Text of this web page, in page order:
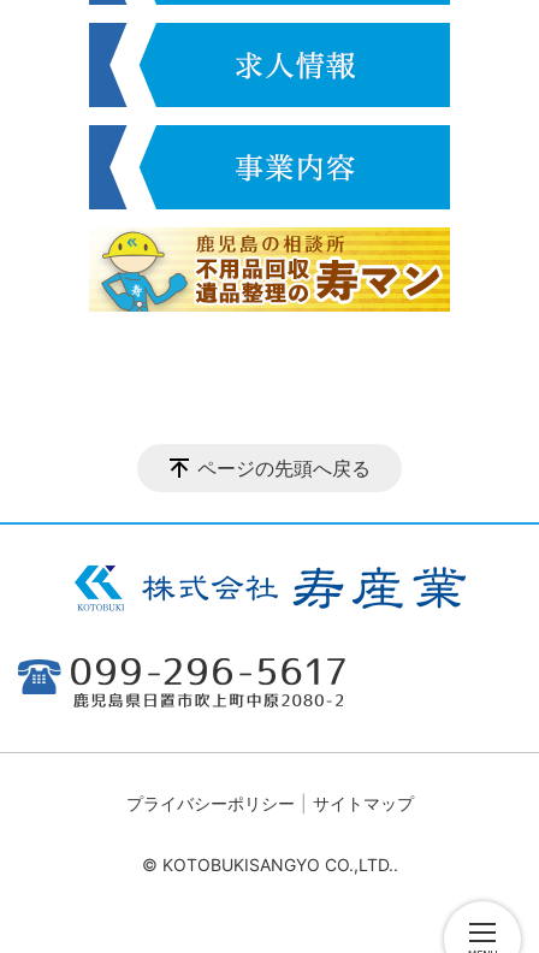
ページの先頭へ戻る
プライバシーポリシー サイトマップ
© KOTOBUKISANGYO CO.,LTD..